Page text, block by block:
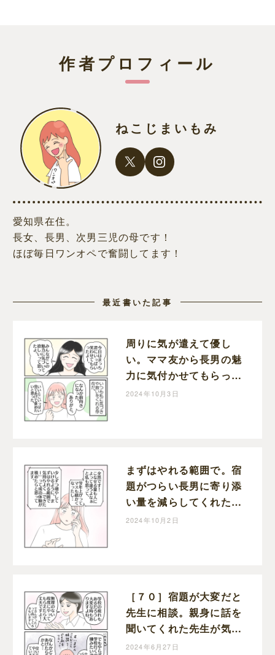
作者プロフィール
ねこじまいもみ
愛知県在住。
長女、長男、次男三児の母です！
ほぼ毎日ワンオペで奮闘してます！
最近書いた記事
周りに気が遣えて優し
い。ママ友から長男の魅
力に気付かせてもらっ
た。学校に行きたくない
2024年10月3日
まずはやれる範囲で。宿
題がつらい長男に寄り添
い量を減らしてくれた先
生。学校に行きたくない
2024年10月2日
［７０］宿題が大変だと
先生に相談。親身に話を
聞いてくれた先生が気に
かけていた事。学校に行
2024年6月27日